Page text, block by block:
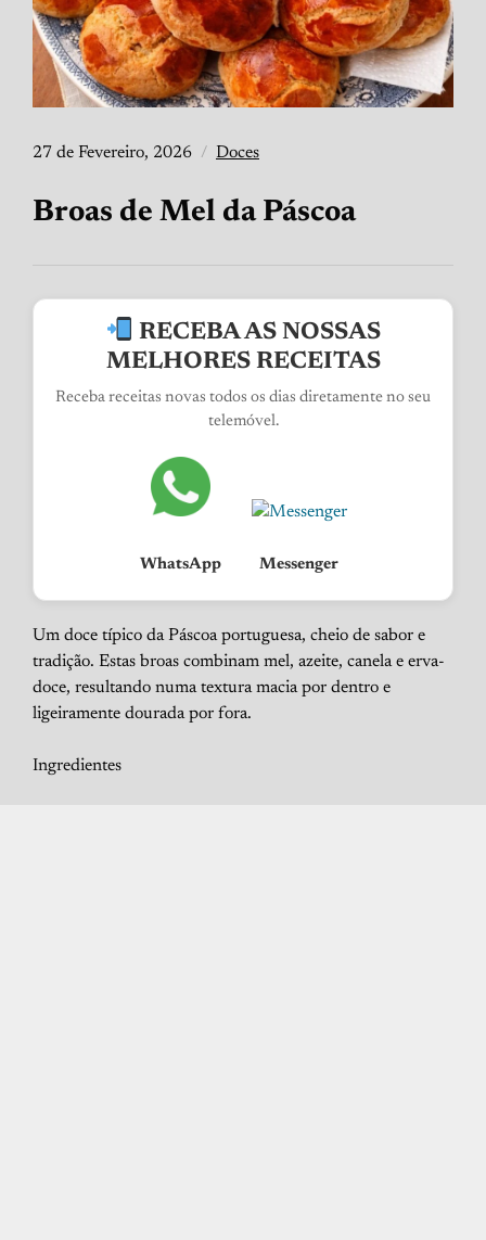
27 de Fevereiro, 2026 Doces
Broas de Mel da Páscoa
RECEBA AS NOSSAS
MELHORES RECEITAS
Receba receitas novas todos os dias diretamente no seu
telemóvel.
WhatsApp Messenger
Um doce típico da Páscoa portuguesa, cheio de sabor e
tradição. Estas broas combinam mel, azeite, canela e erva-
doce, resultando numa textura macia por dentro e
ligeiramente dourada por fora.
Ingredientes